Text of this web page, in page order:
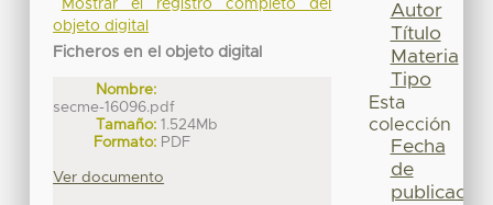
Mostrar el registro completo del
objeto digital
Ficheros en el objeto digital
Nombre:
secme-16096.pdf
Tamaño: 1.524Mb
Formato: PDF
Ver documento
Autor
Título
Materia
Tipo
Esta
colección
Fecha
de
publicación